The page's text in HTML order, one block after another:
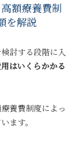
額療養費制
を解説
討する段階に入
用はいくらかかる
養費制度によっ
ます。